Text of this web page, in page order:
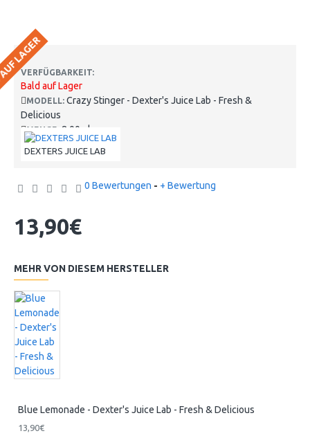
LAGER
VERFÜGBARKEIT:
Bald auf Lager
MODELL: Crazy Stinger - Dexter's Juice Lab - Fresh &
Delicious
MENGE: 8.00ml
DEXTERS JUICE LAB
0 Bewertungen - + Bewertung
13,90€
MEHR VON DIESEM HERSTELLER
Blue Lemonade - Dexter's Juice Lab - Fresh & Delicious
13,90€